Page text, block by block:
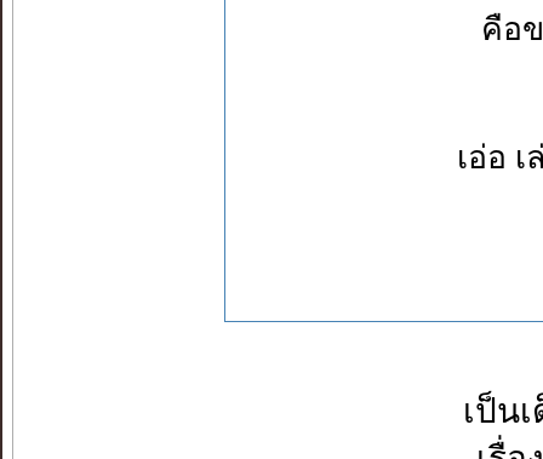
คือ
เอ่อ
เป็น